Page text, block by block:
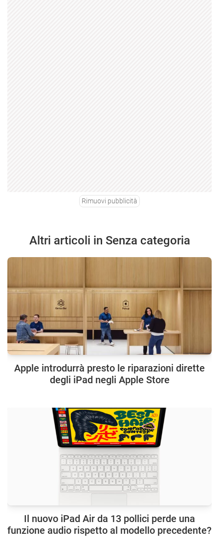
Rimuovi pubblicità
Altri articoli in Senza categoria
Apple introdurrà presto le riparazioni dirette
degli iPad negli Apple Store
Il nuovo iPad Air da 13 pollici perde una
funzione audio rispetto al modello precedente?